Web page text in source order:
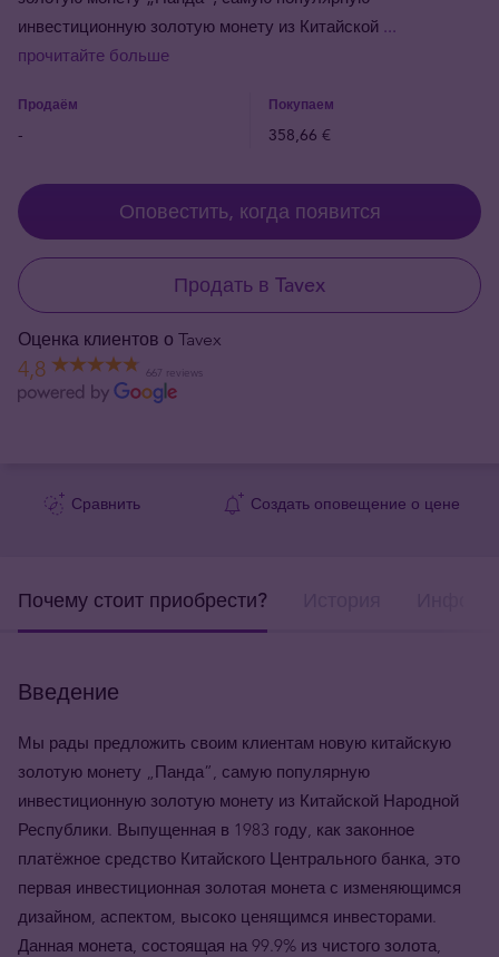
инвестиционную золотую монету из Китайской ...
прочитайте больше
Продаём Покупаем
- 358,66 €
Оповестить, когда появится
Продать в Tavex
Оценка клиентов о Tavex
4,8 667 reviews
Сравнить Создать оповещение о цене
Почему стоит приобрести?
Введение
Мы рады предложить своим клиентам новую китайскую
золотую монету „Панда”, самую популярную
инвестиционную золотую монету из Китайской Народной
Республики. Выпущенная в 1983 году, как законное
платёжное средство Китайского Центрального банка, это
первая инвестиционная золотая монета с изменяющимся
дизайном, аспектом, высоко ценящимся инвесторами.
Данная монета, состоящая на 99.9% из чистого золота,